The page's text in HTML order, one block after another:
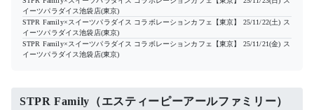
イーツパラダイス池袋店(東京)
STPR Family×スイーツパラダイス コラボレーションカフェ【東京】
25/11/22(土) ス
イーツパラダイス池袋店(東京)
STPR Family×スイーツパラダイス コラボレーションカフェ【東京】
25/11/21(金) ス
イーツパラダイス池袋店(東京)
STPR Family（エスティーピーアールファミリー）